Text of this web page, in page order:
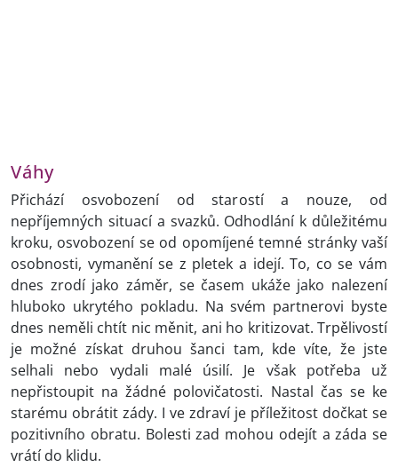
Váhy
Přichází osvobození od starostí a nouze, od
nepříjemných situací a svazků. Odhodlání k důležitému
kroku, osvobození se od opomíjené temné stránky vaší
osobnosti, vymanění se z pletek a idejí. To, co se vám
dnes zrodí jako záměr, se časem ukáže jako nalezení
hluboko ukrytého pokladu. Na svém partnerovi byste
dnes neměli chtít nic měnit, ani ho kritizovat. Trpělivostí
je možné získat druhou šanci tam, kde víte, že jste
selhali nebo vydali malé úsilí. Je však potřeba už
nepřistoupit na žádné polovičatosti. Nastal čas se ke
starému obrátit zády. I ve zdraví je příležitost dočkat se
pozitivního obratu. Bolesti zad mohou odejít a záda se
vrátí do klidu.